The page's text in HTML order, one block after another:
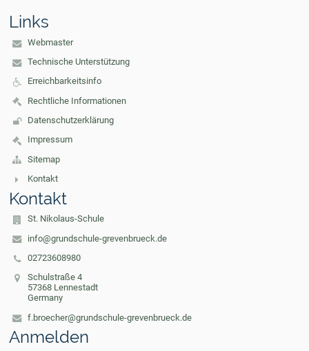
Links
Webmaster
Technische Unterstützung
Erreichbarkeitsinfo
Rechtliche Informationen
Datenschutzerklärung
Impressum
Sitemap
Kontakt
Kontakt
St. Nikolaus-Schule
info@grundschule-grevenbrueck.de
02723608980
Schulstraße 4
57368 Lennestadt
Germany
f.broecher@grundschule-grevenbrueck.de
Anmelden